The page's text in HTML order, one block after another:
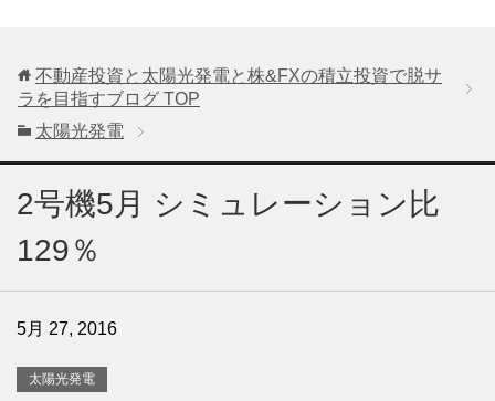
不動産投資と太陽光発電と株&FXの積立投資で脱サ
ラを目指すブログ TOP
太陽光発電
2号機5月 シミュレーション比
129％
5月 27, 2016
太陽光発電